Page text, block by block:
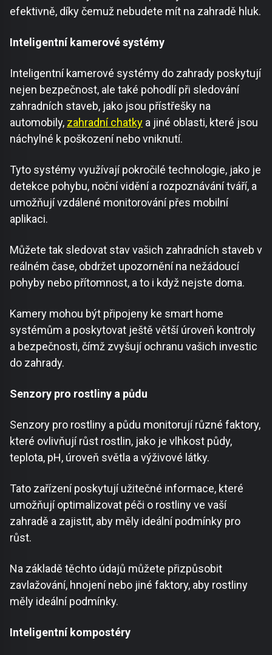
efektivně, díky čemuž nebudete mít na zahradě hluk.
Inteligentní kamerové systémy
Inteligentní kamerové systémy do zahrady poskytují
nejen bezpečnost, ale také pohodlí při sledování
zahradních staveb, jako jsou přístřešky na
automobily, zahradní chatky a jiné oblasti, které jsou
náchylné k poškození nebo vniknutí.
Tyto systémy využívají pokročilé technologie, jako je
detekce pohybu, noční vidění a rozpoznávání tváří, a
umožňují vzdálené monitorování přes mobilní
aplikaci.
Můžete tak sledovat stav vašich zahradních staveb v
reálném čase, obdržet upozornění na nežádoucí
pohyby nebo přítomnost, a to i když nejste doma.
Kamery mohou být připojeny ke smart home
systémům a poskytovat ještě větší úroveň kontroly
a bezpečnosti, čímž zvyšují ochranu vašich investic
do zahrady.
Senzory pro rostliny a půdu
Senzory pro rostliny a půdu monitorují různé faktory,
které ovlivňují růst rostlin, jako je vlhkost půdy,
teplota, pH, úroveň světla a výživové látky.
Tato zařízení poskytují užitečné informace, které
umožňují optimalizovat péči o rostliny ve vaší
zahradě a zajistit, aby měly ideální podmínky pro
růst.
Na základě těchto údajů můžete přizpůsobit
zavlažování, hnojení nebo jiné faktory, aby rostliny
měly ideální podmínky.
Inteligentní kompostéry